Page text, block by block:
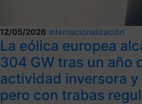
12/05/2026 Internacionalización
La eólica europea
304 GW tras un año
actividad inversora y
pero con trabas